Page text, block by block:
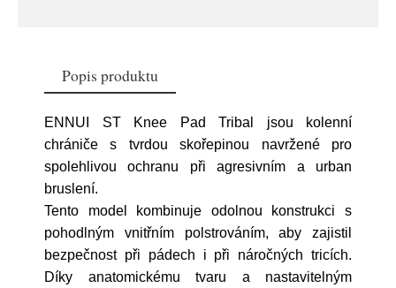
Popis produktu
ENNUI ST Knee Pad Tribal jsou kolenní
chrániče s tvrdou skořepinou navržené pro
spolehlivou ochranu při agresivním a urban
bruslení.
Tento model kombinuje odolnou konstrukci s
pohodlným vnitřním polstrováním, aby zajistil
bezpečnost při pádech i při náročných tricích.
Díky anatomickému tvaru a nastavitelným